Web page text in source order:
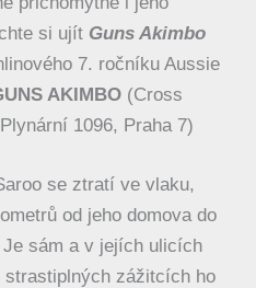
si ujít Guns Akimbo
7. ročníku Aussie
AKIMBO (Cross
1096, Praha 7)
se ztratí ve vlaku,
od jeho domova do
sám a v jejích ulicích
zážitcích ho